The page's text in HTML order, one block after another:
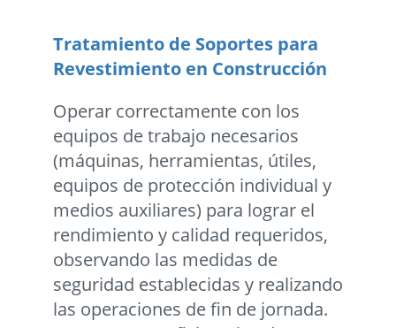
Tratamiento de Soportes para
Revestimiento en Construcción
Operar correctamente con los
equipos de trabajo necesarios
(máquinas, herramientas, útiles,
equipos de protección individual y
medios auxiliares) para lograr el
rendimiento y calidad requeridos,
observando las medidas de
seguridad establecidas y realizando
las operaciones de fin de jornada.